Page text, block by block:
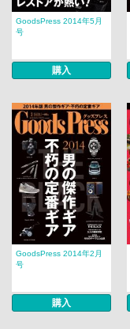
GoodsPress 2014年5月
号
購入
GoodsPress 2014年2月
号
購入